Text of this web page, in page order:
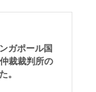
ガポール国
裁裁判所の
。